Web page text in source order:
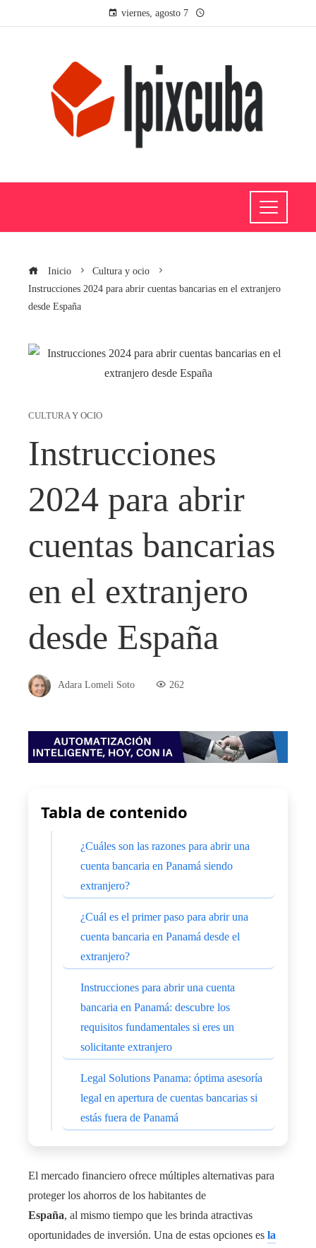
viernes, agosto 7
Inicio
Cultura y ocio
Instrucciones 2024 para abrir cuentas bancarias en el extranjero
desde España
CULTURA Y OCIO
Instrucciones
2024 para abrir
cuentas bancarias
en el extranjero
desde España
Adara Lomeli Soto 262
Tabla de contenido
¿Cuáles son las razones para abrir una
cuenta bancaria en Panamá siendo
extranjero?
¿Cuál es el primer paso para abrir una
cuenta bancaria en Panamá desde el
extranjero?
Instrucciones para abrir una cuenta
bancaria en Panamá: descubre los
requisitos fundamentales si eres un
solicitante extranjero
Legal Solutions Panama: óptima asesoría
legal en apertura de cuentas bancarias si
estás fuera de Panamá
El mercado financiero ofrece múltiples alternativas para
proteger los ahorros de los habitantes de
España, al mismo tiempo que les brinda atractivas
oportunidades de inversión. Una de estas opciones es la